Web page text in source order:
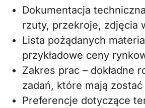
Dokumentacja
rzuty, przekroje, zdjęcia
Lista pożądanych
przykładowe ceny
Zakres prac – dokładne
zadań, które mają
Preferencje dotyczące